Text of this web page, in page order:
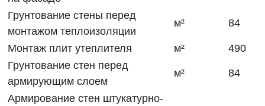
Грунтование стены перед
монтажом теплоизоляции
м² 84
Монтаж плит утеплителя м²
490
Грунтование стен перед
армирующим слоем
м² 84
Армирование стен штукатурно-